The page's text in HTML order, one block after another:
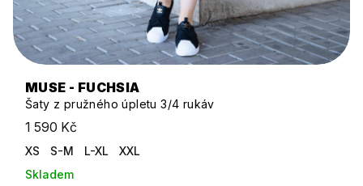
MUSE - FUCHSIA
Šaty z pružného úpletu 3/4 rukáv
1 590 Kč
XS S-M L-XL
XXL
Skladem